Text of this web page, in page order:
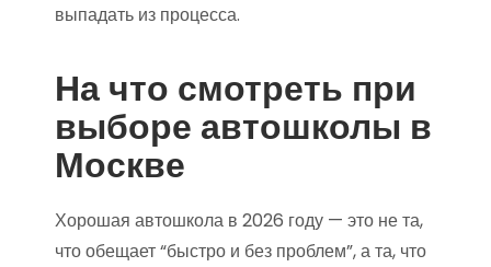
выпадать из процесса.
На что смотреть при
выборе автошколы в
Москве
Хорошая автошкола в 2026 году — это не та,
что обещает “быстро и без проблем”, а та, что